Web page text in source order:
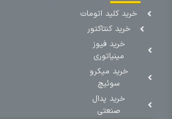
خرید کلید اتومات
خرید کنتاکتور
خرید فیوز
مینیاتوری
خرید میکرو
سوئیچ
خرید پدال
صنعتی